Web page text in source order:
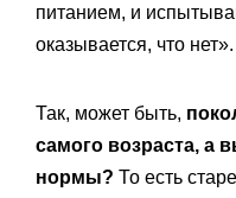
питанием, и
оказывается, что нет».
Так, может быть,
самого возраста, а
нормы? То есть